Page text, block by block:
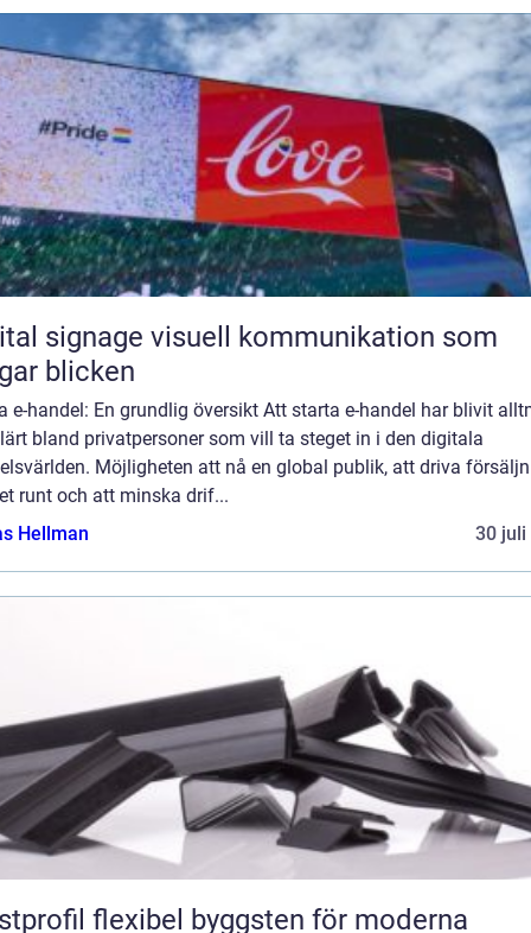
visuell kommunikation som
blicken
e-handel: En grundlig översikt Att starta e-handel har blivit
bland privatpersoner som vill ta steget in i den digitala
Möjligheten att nå en global publik, att driva
runt och att minska drif...
Hellman
30 juli
byggsten för moderna